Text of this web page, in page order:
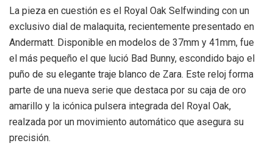
La pieza en cuestión es el Royal Oak Selfwinding con un
exclusivo dial de malaquita, recientemente presentado en
Andermatt. Disponible en modelos de 37mm y 41mm, fue
el más pequeño el que lució Bad Bunny, escondido bajo el
puño de su elegante traje blanco de Zara. Este reloj forma
parte de una nueva serie que destaca por su caja de oro
amarillo y la icónica pulsera integrada del Royal Oak,
realzada por un movimiento automático que asegura su
precisión.